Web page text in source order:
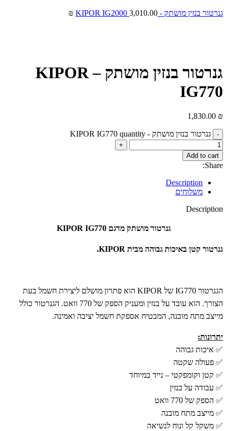
גנרטור ‏בנזין מושתק - KIPOR IG2000 3,010.00
₪
גנרטור ‏בנזין מושתק – KIPOR
IG770
1,830.00 ₪
גנרטור ‏בנזין מושתק - KIPOR IG770 quantity
Add to cart
Share:
Description
משלוחים
Description
גנרטור מושתק מדגם KIPOR IG770
גנרטור קטן באיכות גבוהה מבית KIPOR.
הגנרטור IG770 של KIPOR הוא פתרון מושלם ליצירת חשמל בעת
הצורך. הוא עובד על בנזין ומעניק הספק של 770 וואט. הגנרטור כולל
מייצב מתח מובנה, המבטיח אספקת חשמל יציבה ואמינה.
יתרונות:
✅ איכות גבוהה
✅ פעולה שקטה
✅ קטן וקומפקטי – נייד במיוחד
✅ עבודה על בנזין
✅ הספק של 770 וואט
✅ מייצב מתח מובנה
✅ משקל קל ונוח לנשיאה